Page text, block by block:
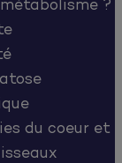
?
du coeur et